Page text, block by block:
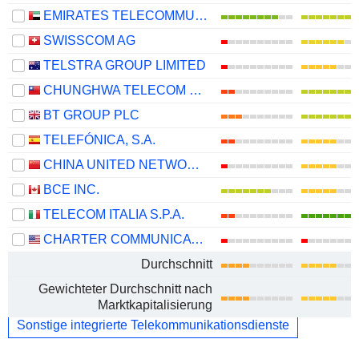
EMIRATES TELECOMMUNICATIONS GROUP COMPANY
SWISSCOM AG
TELSTRA GROUP LIMITED
CHUNGHWA TELECOM CO., LTD.
BT GROUP PLC
TELEFÓNICA, S.A.
CHINA UNITED NETWORK COMMUNICATIONS LIMITED
BCE INC.
TELECOM ITALIA S.P.A.
CHARTER COMMUNICATIONS, INC.
Durchschnitt
Gewichteter Durchschnitt nach
Marktkapitalisierung
Sonstige integrierte Telekommunikationsdienste